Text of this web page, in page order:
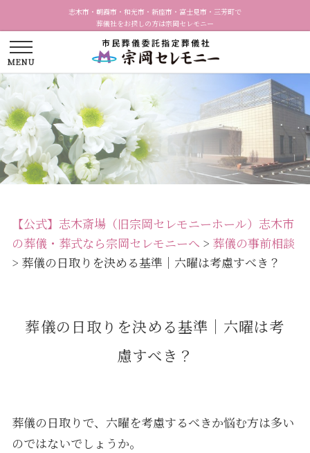
志木市・朝霞市・和光市・新座市・富士見市・三芳町で
葬儀社をお探しの方は宗岡セレモニー
【公式】志木斎場（旧宗岡セレモニーホール）志木市
の葬儀・葬式なら宗岡セレモニーへ > 葬儀の事前相談
> 葬儀の日取りを決める基準｜六曜は考慮すべき？
葬儀の日取りを決める基準｜六曜は考
慮すべき？
葬儀の日取りで、六曜を考慮するべきか悩む方は多い
のではないでしょうか。